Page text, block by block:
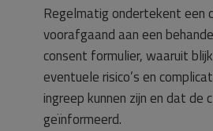
Regelmatig ondertekent een
voorafgaand aan een
consent formulier, waaruit
eventuele risico’s en
ingreep kunnen zijn en dat de
geïnformeerd.